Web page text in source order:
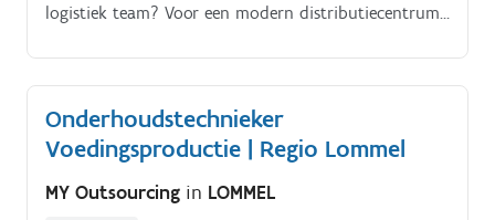
logistiek team? Voor een modern distributiecentrum
die het verschil wil maken in ons diepvriesmagazijn.
Onderhoudstechnieker
Voedingsproductie | Regio Lommel
MY Outsourcing in LOMMEL